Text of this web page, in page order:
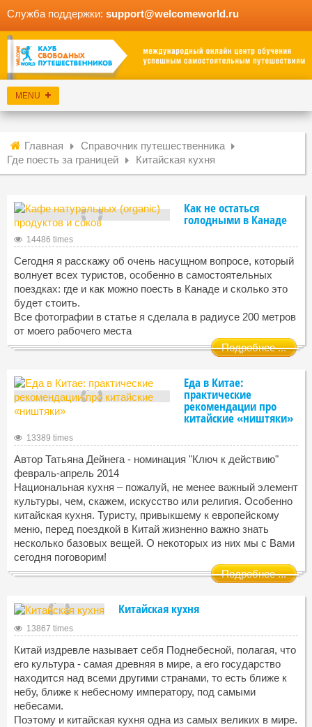
Служба поддержки: support@welcomeworld.ru
Главная
Справочник путешественника
Где поесть за границей
Китайская кухня
Как не остаться
голодными в Канаде
14486 times
Сегодня я расскажу об очень насущном вопросе, который
волнует всех туристов, особенно в самостоятельных
поездках: где и как можно поесть в Канаде и сколько это
будет стоить.
Все фотографии в статье я сделала в радиусе 200 метров
от моего рабочего места
Подробнее ...
Еда в Китае:
практические
рекомендации про
китайские «ништяки»
13389 times
Автор Татьяна Дейнега - номинация "Ключ к действию"
февраль-апрель 2014
Национальная кухня – пожалуй, не менее важный элемент
культуры, чем, скажем, искусство или религия. Особенно
китайская кухня. Туристу, привыкшему к европейскому
меню, перед поездкой в Китай жизненно важно знать
несколько базовых вещей. О некоторых из них мы с Вами
сегодня поговорим!
Подробнее ...
Китайская кухня
13867 times
Китай издревле называет себя Поднебесной, полагая, что
его культура - самая древняя в мире, а его государство
находится над всеми другими странами, то есть ближе к
небу, ближе к небесному императору, под самыми
небесами.
Поэтому и китайская кухня одна из самых великих в мире.